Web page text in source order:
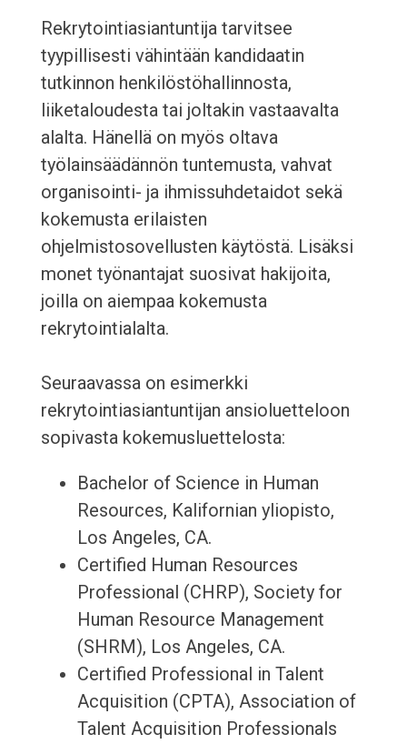
Rekrytointiasiantuntija tarvitsee
tyypillisesti vähintään kandidaatin
tutkinnon henkilöstöhallinnosta,
liiketaloudesta tai joltakin vastaavalta
alalta. Hänellä on myös oltava
työlainsäädännön tuntemusta, vahvat
organisointi- ja ihmissuhdetaidot sekä
kokemusta erilaisten
ohjelmistosovellusten käytöstä. Lisäksi
monet työnantajat suosivat hakijoita,
joilla on aiempaa kokemusta
rekrytointialalta.
Seuraavassa on esimerkki
rekrytointiasiantuntijan ansioluetteloon
sopivasta kokemusluettelosta:
Bachelor of Science in Human
Resources, Kalifornian yliopisto,
Los Angeles, CA.
Certified Human Resources
Professional (CHRP), Society for
Human Resource Management
(SHRM), Los Angeles, CA.
Certified Professional in Talent
Acquisition (CPTA), Association of
Talent Acquisition Professionals